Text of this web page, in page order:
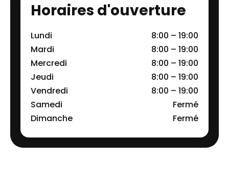
Horaires d'ouverture
Lundi
8:00 – 19:00
Mardi
8:00 – 19:00
Mercredi
8:00 – 19:00
Jeudi
8:00 – 19:00
Vendredi
8:00 – 19:00
Samedi
Fermé
Dimanche
Fermé